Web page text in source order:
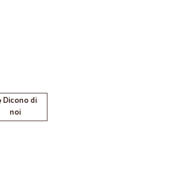
Dicono di
noi